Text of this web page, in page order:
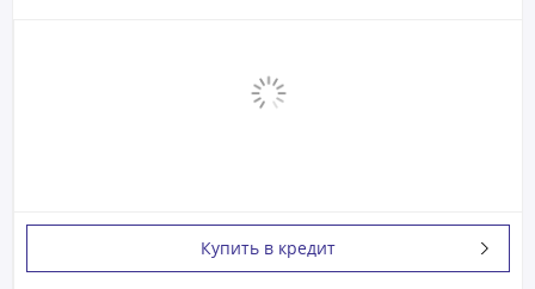
Купить в кредит